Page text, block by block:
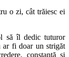
o zi, cât trăiesc ei
să îl dedic tuturor
ar fi doar un strigăt
constanță și